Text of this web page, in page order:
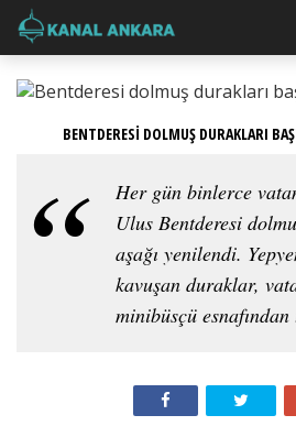
BENTDERESİ DOLMUŞ DURAKLARI
Her gün binlerce
Ulus Bentderesi
aşağı yenilendi.
kavuşan duraklar,
minibüsçü